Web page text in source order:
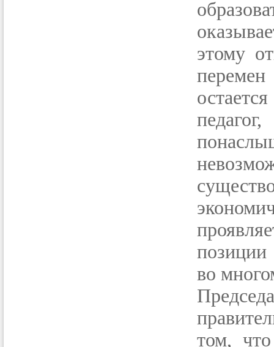
этому
позиции
во
том,